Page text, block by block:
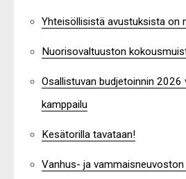
Yhteisöllisistä avustuksista on
Nuorisovaltuuston
Osallistuvan budjetoinnin
kamppailu
Kesätorilla tavataan!
Vanhus- ja